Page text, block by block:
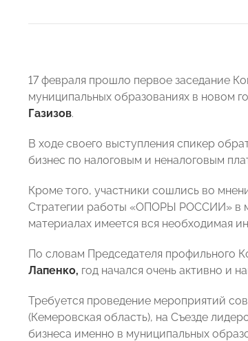
17 февраля прошло первое заседание
муниципальных образованиях в новом
Газизов.
В ходе своего выступления спикер
бизнес по налоговым и неналоговым
Кроме того, участники сошлись во
Стратегии работы «ОПОРЫ РОССИИ» в
материалах имеется вся необходимая
По словам Председателя
Лапенко, год начался очень активно и
Требуется проведение мероприятий
(Кемеровская область), на Съезде
бизнеса именно в муниципальных